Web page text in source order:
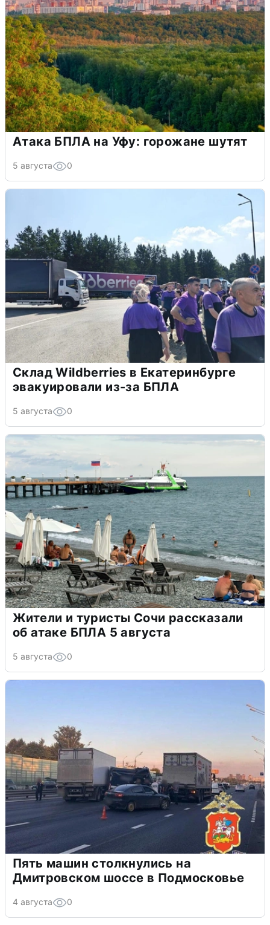
Атака БПЛА на Уфу: горожане шутят
5 августа 0
Склад Wildberries в Екатеринбурге
эвакуировали из-за БПЛА
5 августа 0
Жители и туристы Сочи рассказали
об атаке БПЛА 5 августа
5 августа 0
Пять машин столкнулись на
Дмитровском шоссе в Подмосковье
4 августа 0